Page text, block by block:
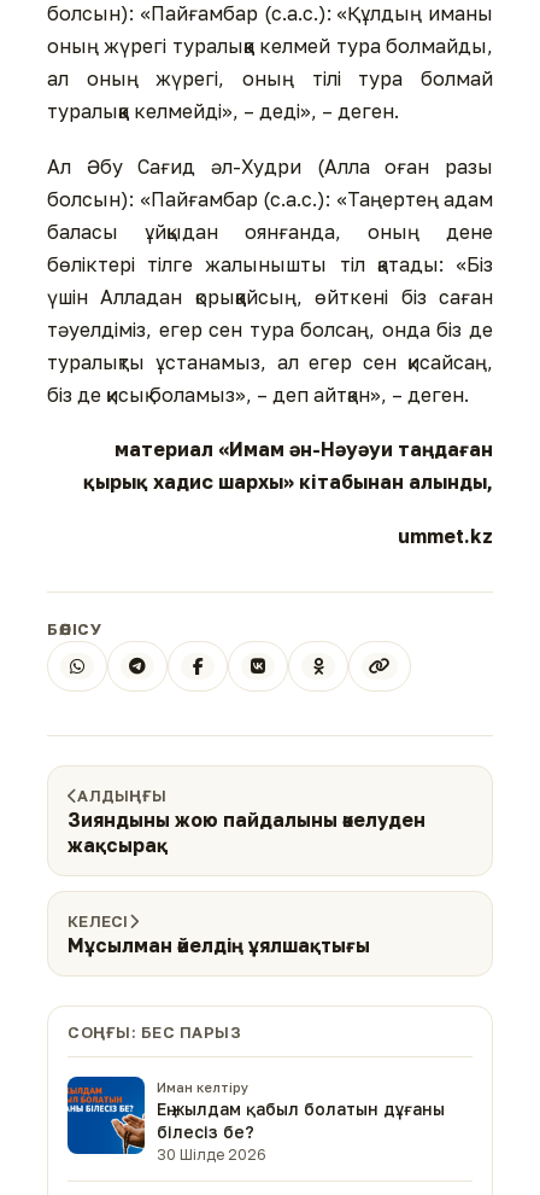
болсын): «Пайғамбар (с.а.с.): «Құлдың иманы
оның жүрегі туралыққа келмей тура болмайды,
ал оның жүрегі, оның тілі тура болмай
туралыққа келмейді», – деді», – деген.
Ал Әбу Сағид әл-Худри (Алла оған разы
болсын): «Пайғамбар (с.а.с.): «Таңертең адам
баласы ұйқыдан оянғанда, оның дене
бөліктері тілге жалынышты тіл қатады: «Біз
үшін Алладан қорыққайсың, өйткені біз саған
тәуелдіміз, егер сен тура болсаң, онда біз де
туралықты ұстанамыз, ал егер сен қисайсаң,
біз де қисық боламыз», – деп айтқан», – деген.
материал «Имам ән-Нәуәуи таңдаған
қырық хадис шархы» кітабынан алынды,
ummet.kz
БӨЛІСУ
АЛДЫҢҒЫ
Зияндыны жою пайдалыны әкелуден
жақсырақ
КЕЛЕСІ
Мұсылман әйелдің ұялшақтығы
СОҢҒЫ: БЕС ПАРЫЗ
Иман келтіру
Ең жылдам қабыл болатын дұғаны
білесіз бе?
30 Шілде 2026